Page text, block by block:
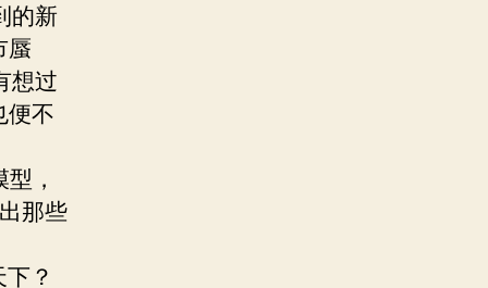
的新
蜃
想过
便不
，
那些
？